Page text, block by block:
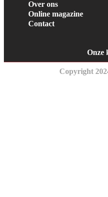
Over ons
Online magazine
Contact
Onze
Copyright